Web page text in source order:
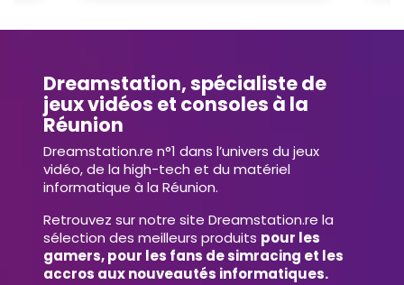
Dreamstation, spécialiste de
jeux vidéos et consoles à la
Réunion
Dreamstation.re n°1 dans l’univers du jeux
vidéo, de la high-tech et du matériel
informatique à la Réunion.
Retrouvez sur notre site Dreamstation.re la
sélection des meilleurs produits pour les
gamers, pour les fans de simracing et les
accros aux nouveautés informatiques.